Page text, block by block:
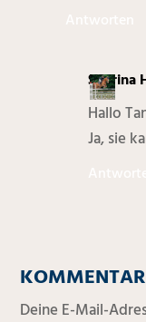
Sabrina
Hallo
Ja, sie
Deine E-Mail-